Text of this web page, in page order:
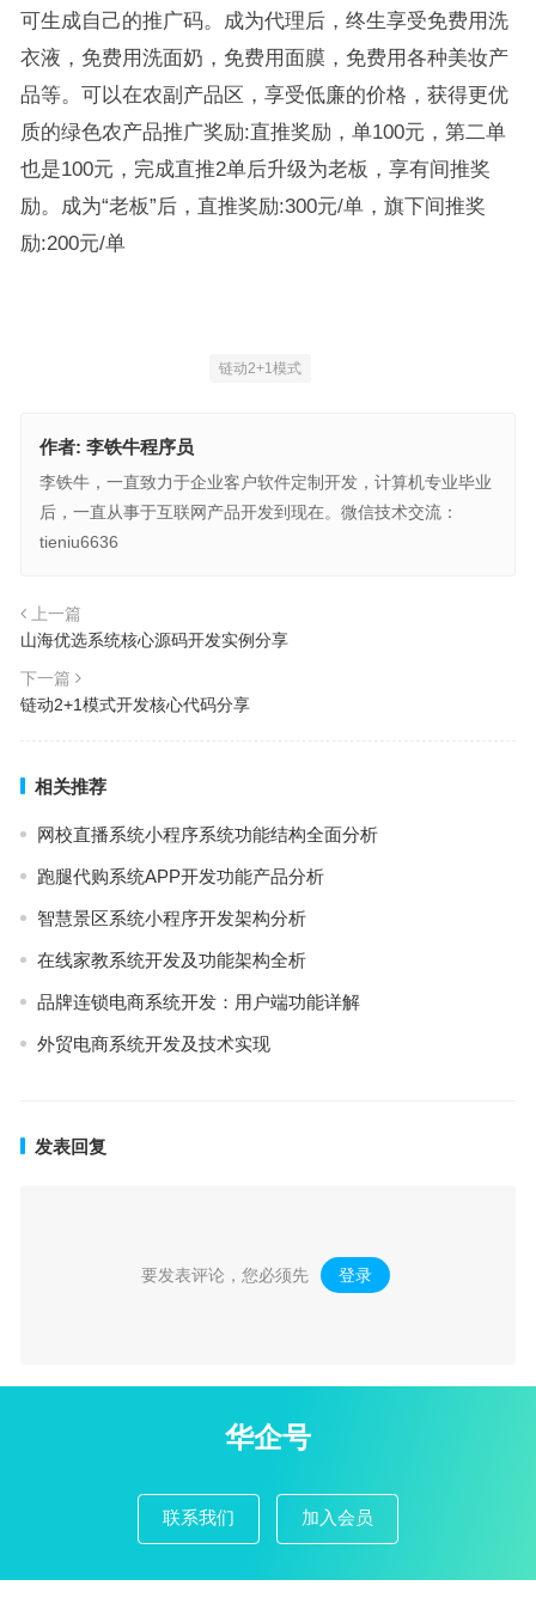
可生成自己的推广码。成为代理后，终生享受免费用洗
衣液，免费用洗面奶，免费用面膜，免费用各种美妆产
品等。可以在农副产品区，享受低廉的价格，获得更优
质的绿色农产品推广奖励:直推奖励，单100元，第二单
也是100元，完成直推2单后升级为老板，享有间推奖
励。成为“老板”后，直推奖励:300元/单，旗下间推奖
励:200元/单
链动2+1模式
作者: 李铁牛程序员
李铁牛，一直致力于企业客户软件定制开发，计算机专业毕业
后，一直从事于互联网产品开发到现在。微信技术交流：
tieniu6636
上一篇
山海优选系统核心源码开发实例分享
下一篇
链动2+1模式开发核心代码分享
相关推荐
网校直播系统小程序系统功能结构全面分析
跑腿代购系统APP开发功能产品分析
智慧景区系统小程序开发架构分析
在线家教系统开发及功能架构全析
品牌连锁电商系统开发：用户端功能详解
外贸电商系统开发及技术实现
发表回复
要发表评论，您必须先 登录 。
华企号
联系我们 加入会员